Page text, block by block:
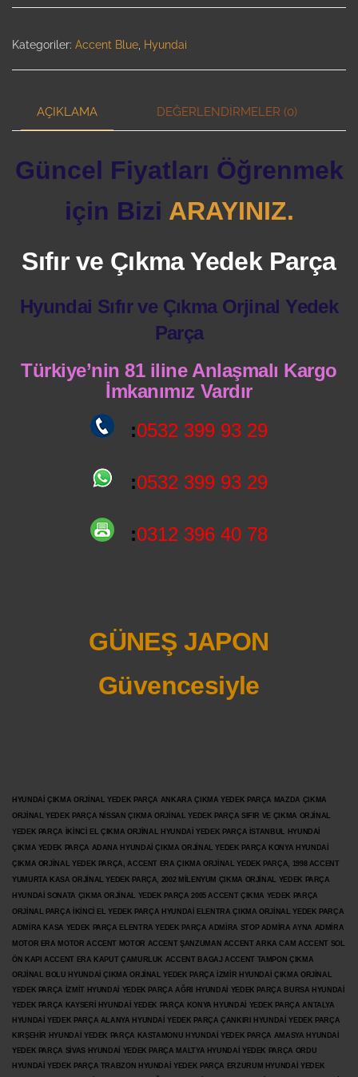
Kategoriler: Accent Blue Hyundai
AÇIKLAMA DEĞERLENDIRMELER (0)
Güncel Fiyatları Öğrenmek
için Bizi ARAYINIZ.
Sıfır ve Çıkma Yedek Parça
Hyundai Sıfır ve Çıkma Orjinal Yedek
Parça
Türkiye’nin 81 iline Anlaşmalı Kargo
İmkanımız Vardır
:0532 399 93 29
:0532 399 93 29
:0312 396 40 78
GÜNEŞ JAPON
Güvencesiyle
HYUNDAİ ÇIKMA ORJİNAL YEDEK PARÇA ANKARA ÇIKMA YEDEK PARÇA MAZDA ÇIKMA
ORJİNAL YEDEK PARÇA NİSSAN ÇIKMA ORJİNAL YEDEK PARÇA SIFIR VE ÇIKMA ORJİNAL
YEDEK PARÇA İKİNCİ EL ÇIKMA ORJİNAL HYUNDAİ YEDEK PARÇA İSTANBUL HYUNDAİ
ÇIKMA YEDEK PARÇA ADANA HYUNDAİ ÇIKMA ORJİNAL YEDEK PARÇA KONYA HYUNDAİ
ÇIKMA ORJİNAL YEDEK PARÇA, ACCENT ERA ÇIKMA ORJİNAL YEDEK PARÇA, 1998 ACCENT
YUMURTA KASA ORJİNAL YEDEK PARÇA, 2002 MİLENYUM ÇIKMA ORJİNAL YEDEK PARÇA
HYUNDAİ SONATA ÇIKMA ORJİNAL YEDEK PARÇA 2005 ACCENT ÇIKMA YEDEK PARÇA
ORJİNAL PARÇA İKİNCİ EL YEDEK PARÇA HYUNDAİ ELENTRA ÇIKMA ORJİNAL YEDEK PARÇA
ADMİRA KASA YEDEK PARÇA ELENTRA YEDEK PARÇA ADMİRA STOP ADMİRA AYNA ADMİRA
MOTOR ERA MOTOR ACCENT MOTOR ACCENT ŞANZUMAN ACCENT ARKA CAM ACCENT SOL
ÖN KAPI ACCENT ERA KAPUT ÇAMURLUK ACCENT BAGAJ ACCENT TAMPON ÇIKMA
ORJİNAL BOLU HYUNDAİ ÇIKMA ORJİNAL YEDEK PARÇA İZMİR HYUNDAİ ÇIKMA ORJİNAL
YEDEK PARÇA İZMİT HYUNDAİ YEDEK PARÇA AĞRI HYUNDAİ YEDEK PARÇA BURSA HYUNDAİ
YEDEK PARÇA KAYSERİ HYUNDAİ YEDEK PARÇA KONYA HYUNDAİ YEDEK PARÇA ANTALYA
HYUNDAİ YEDEK PARÇA ALANYA HYUNDAİ YEDEK PARÇA ÇANKIRI HYUNDAİ YEDEK PARÇA
KIRŞEHİR HYUNDAİ YEDEK PARÇA KASTAMONU HYUNDAİ YEDEK PARÇA AMASYA HYUNDAİ
YEDEK PARÇA SİVAS HYUNDAİ YEDEK PARÇA MALTYA HYUNDAİ YEDEK PARÇA ORDU
HYUNDAİ YEDEK PARÇA TRABZON HYUNDAİ YEDEK PARÇA ERZURUM HYUNDAİ YEDEK